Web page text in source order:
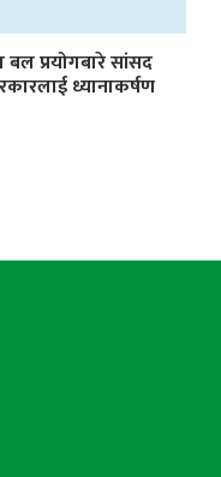
प्रयोगबारे सांसद
ध्यानाकर्षण